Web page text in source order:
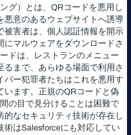
グ）とは、QRコードを悪用し
悪意のあるウェブサイトへ誘導
被害者は、個人認証情報を開示
にマルウェアをダウンロードさ
ドは、レストランのメニュー
るまで、あらゆる場面で利用さ
バー犯罪者たちはこれを悪用す
います。正規のQRコードと偽
の目で見分けることは困難で
的なセキュリティ技術が存在し
術はSalesforceにも対応してい